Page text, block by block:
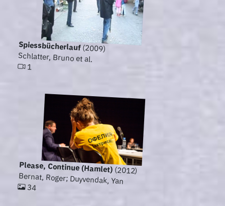
Spiessbücherlauf(2009)
Schlatter, Bruno et al.
1
Please, Continue (Hamlet)(2012)
Bernat, Roger; Duyvendak, Yan
34